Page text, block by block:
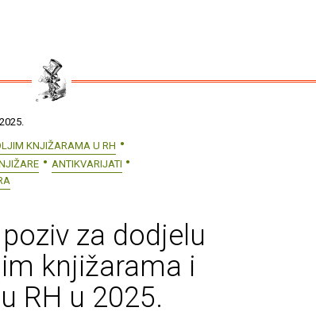
KNJIŽARAMA U RH
ANTIKVARIJATI
za dodjelu
knjižarama i
RH u 2025.